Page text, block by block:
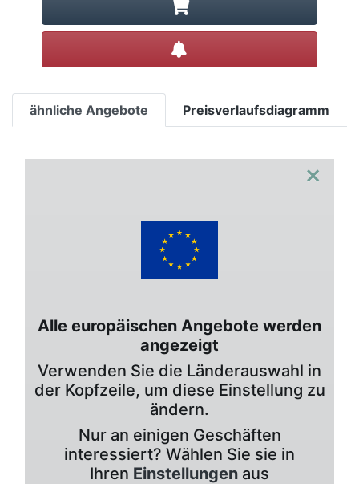
ähnliche Angebote Preisverlaufsdiagramm
×
Alle europäischen Angebote werden
angezeigt
Verwenden Sie die Länderauswahl in
der Kopfzeile, um diese Einstellung zu
ändern.
Nur an einigen Geschäften
interessiert? Wählen Sie sie in
Ihren Einstellungen aus